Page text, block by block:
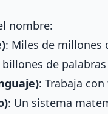
nombre:
: Miles de millones
de palabras
: Trabaja
: Un sistema